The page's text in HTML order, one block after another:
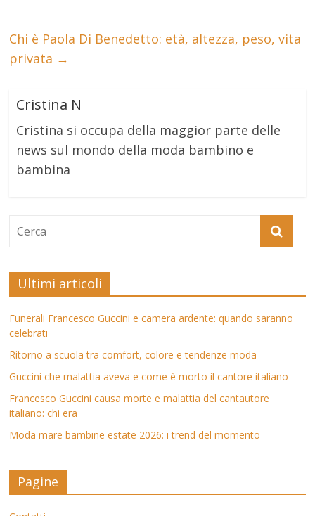
Chi è Paola Di Benedetto: età, altezza, peso, vita
privata →
Cristina N
Cristina si occupa della maggior parte delle
news sul mondo della moda bambino e
bambina
Ultimi articoli
Funerali Francesco Guccini e camera ardente: quando saranno
celebrati
Ritorno a scuola tra comfort, colore e tendenze moda
Guccini che malattia aveva e come è morto il cantore italiano
Francesco Guccini causa morte e malattia del cantautore
italiano: chi era
Moda mare bambine estate 2026: i trend del momento
Pagine